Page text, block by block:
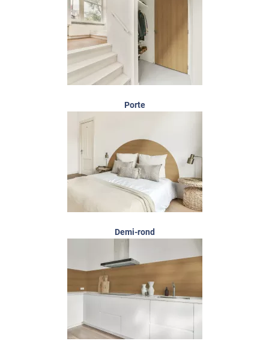
Porte
Demi-rond